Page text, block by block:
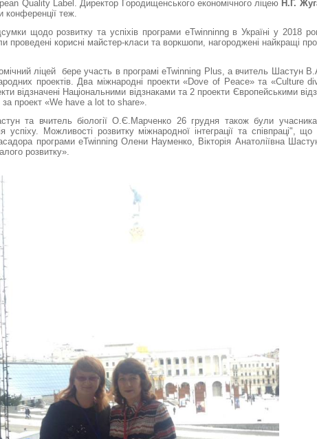
Quality Label. Директор Городищенського економічного ліцею Н.Г.
конференції теж.
щодо розвитку та успіхів програми eTwinninng в Україні у 2018
проведені корисні майстер-класи та воркшопи, нагороджені найкращі
ліцей бере участь в програмі eTwinning Plus, а вчитель Шастун
проектів. Два міжнародні проекти «Dove of Peace» та «Culture
відзначені Національними відзнаками та 2 проекти Європейськими
проект «We have a lot to share».
та вчитель біології О.Є.Марченко 26 грудня також були
успіху. Можливості розвитку міжнародної інтеграції та співпраці", що
програми eTwinning Олени Науменко, Вікторія Анатоліївна
розвитку».